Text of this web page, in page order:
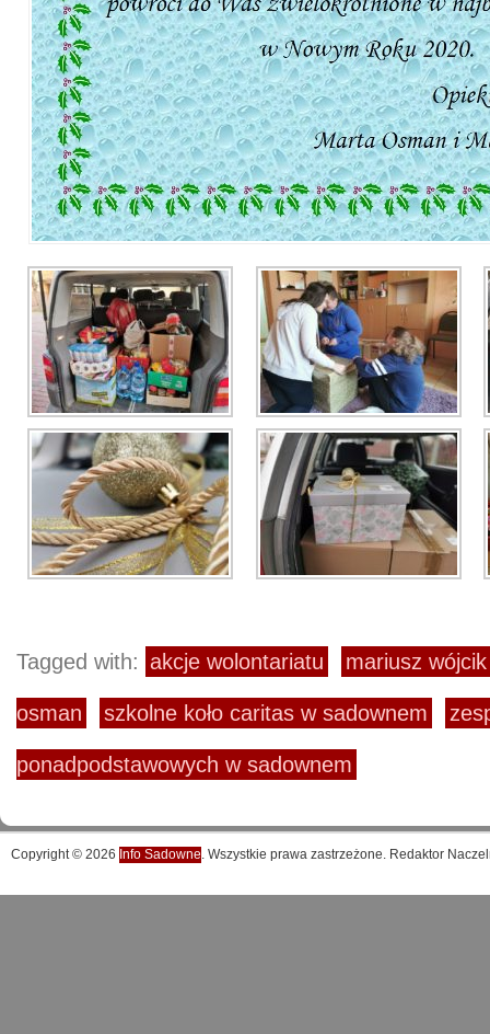
Tagged with: akcje wolontariatu mariusz wójcik
osman szkolne koło caritas w sadownem
ponadpodstawowych w sadownem
Copyright © 2026 Info Sadowne. Wszystkie prawa zastrzeżone. Redaktor